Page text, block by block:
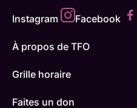
Instagram Facebook
À propos de TFO
Grille horaire
Faites un don